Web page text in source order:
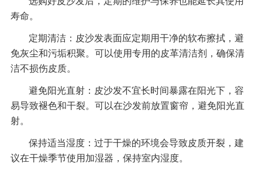
寿命。
定期清洁：皮沙发表面应定期用干净的软布擦拭，避
免灰尘和污垢积聚。可以使用专用的皮革清洁剂，确保清
洁不损伤皮质。
避免阳光直射：皮沙发不宜长时间暴露在阳光下，容
易导致褪色和干裂。可以在沙发前放置窗帘，避免阳光直
射。
保持适当湿度：过于干燥的环境会导致皮质开裂，建
议在干燥季节使用加湿器，保持室内湿度。